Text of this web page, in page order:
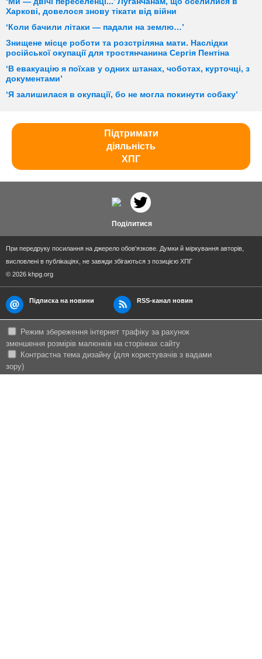
Харкові, довелося знову тікати від війни
‘Коли бачили літаки — падали на землю…’
Знищене місце роботи та розстріляна мати. Наслідки
російської окупації для тростянчанина Сергія Пентіна
‘В евакуацію я поїхав у одних штанах, чоботах, курточці, з
документами’
‘Я залишилася в окупації, бо не могла покинути собаку’
Підтримати
діяльність
ХПГ
Поділитися
При передруку посилання на джерело обов'язкове. Думки й міркування авторів,
висловлені в публікаціях, не завжди збігаються з позицією ХПГ
© 2026 khpg.org
Підписка на новини RSS-канал новин
Режим збереження інтернет трафіку за рахунок
зменшення розмірів малюнків на сторінках сайту
Контрастна тема дизайну (для користувачів з вадами
зору)